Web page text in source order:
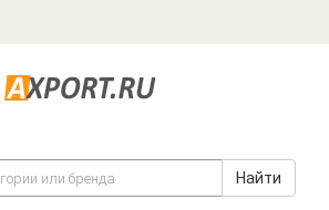
Найти